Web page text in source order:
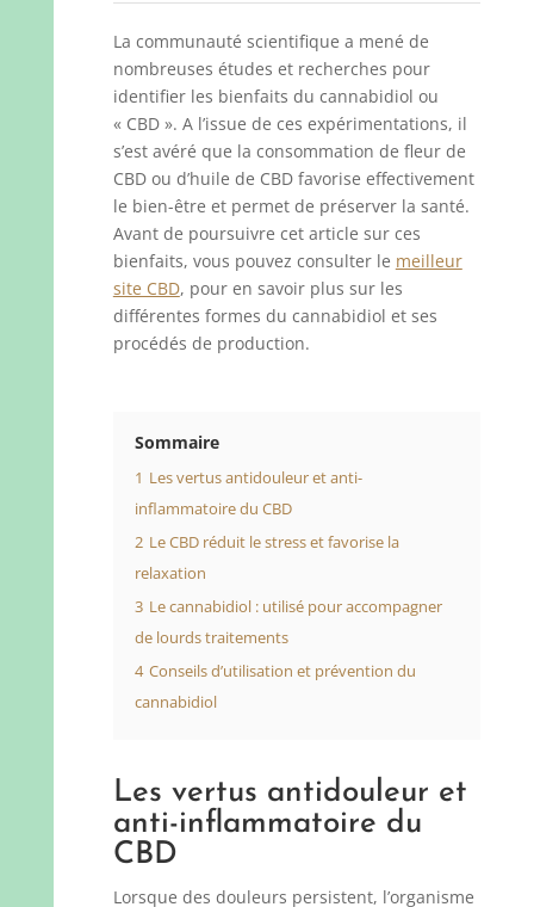
La communauté scientifique a mené de
nombreuses études et recherches pour
identifier les bienfaits du cannabidiol ou
« CBD ». A l’issue de ces expérimentations, il
s’est avéré que la consommation de fleur de
CBD ou d’huile de CBD favorise effectivement
le bien-être et permet de préserver la santé.
Avant de poursuivre cet article sur ces
bienfaits, vous pouvez consulter le meilleur
site CBD, pour en savoir plus sur les
différentes formes du cannabidiol et ses
procédés de production.
Sommaire
1 Les vertus antidouleur et anti-
inflammatoire du CBD
2 Le CBD réduit le stress et favorise la
relaxation
3 Le cannabidiol : utilisé pour accompagner
de lourds traitements
4 Conseils d’utilisation et prévention du
cannabidiol
Les vertus antidouleur et
anti-inflammatoire du
CBD
Lorsque des douleurs persistent, l’organisme